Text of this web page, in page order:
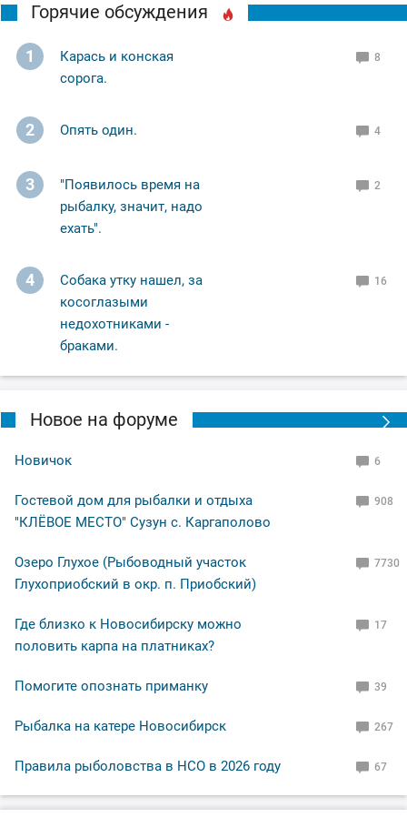
Горячие обсуждения
1
Карась и конская
сорога.
8
2 Опять один. 4
3
"Появилось время на
рыбалку, значит, надо
ехать".
2
4
Собака утку нашел, за
косоглазыми
недохотниками -
браками.
16
Новое на форуме
Новичок 6
Гостевой дом для рыбалки и отдыха
"КЛЁВОЕ МЕСТО" Сузун с. Каргаполово
908
Озеро Глухое (Рыбоводный участок
Глухоприобский в окр. п. Приобский)
7730
Где близко к Новосибирску можно
половить карпа на платниках?
17
Помогите опознать приманку 39
Рыбалка на катере Новосибирск 267
Правила рыболовства в НСО в 2026 году 67